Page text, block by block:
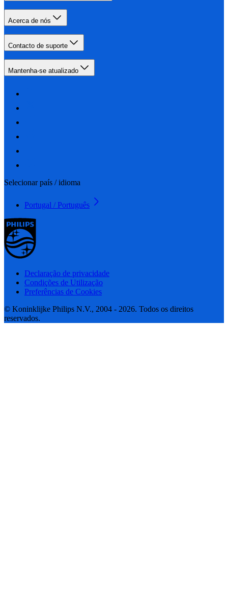
Acerca de nós
Contacto de suporte
Mantenha-se atualizado
Selecionar país / idioma
Portugal / Português
Declaração de privacidade
Condições de Utilização
Preferências de Cookies
© Koninklijke Philips N.V., 2004 - 2026. Todos os direitos
reservados.